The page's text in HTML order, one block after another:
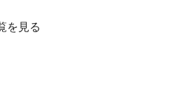
を見る